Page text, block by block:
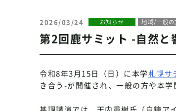
2026/03/24 お知らせ 地域/一般の
第2回鹿サミット -自然と
令和8年3月15日（日）に本学札幌サ
き合う-が開催され、一般の方や本